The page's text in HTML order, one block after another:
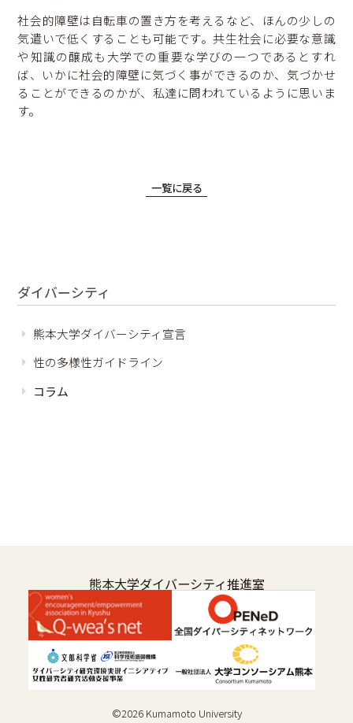
社会的障壁は自転車の置き方を考えるなど、ほんの少しの
気遣いで低くすることも可能です。共生社会に必要な意識
や知識の醸成も大学での重要な学びの一つであるとすれ
ば、いかに社会的障壁に気づく事ができるのか、気づかせ
ることができるのかが、私達に問われているように思いま
す。
一覧に戻る
ダイバーシティ
熊本大学ダイバーシティ宣言
性の多様性ガイドライン
コラム
熊本大学ダイバーシティ推進室
©2026Kumamoto University